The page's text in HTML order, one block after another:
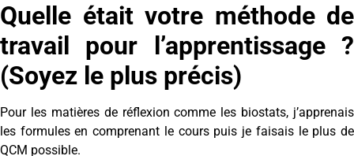
Quelle était votre méthode de
travail pour l’apprentissage ?
(Soyez le plus précis)
Pour les matières de réflexion comme les biostats, j’apprenais
les formules en comprenant le cours puis je faisais le plus de
QCM possible.